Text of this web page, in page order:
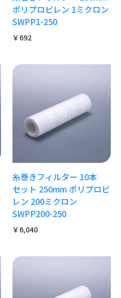
ポリプロピレン 1ミクロン
SWPP1-250
￥692
糸巻きフィルター 10本
セット 250mm ポリプロピ
レン 200ミクロン
SWPP200-250
￥6,040